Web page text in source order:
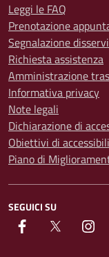
Leggi le FAQ
Prenotazione
Segnalazione
Richiesta assistenza
Amministrazione
Informativa privacy
Note legali
Dichiarazione di
Obiettivi di
Piano di
SEGUICI SU
facebook Twitter